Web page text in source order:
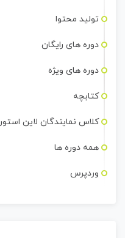
تولید محتوا
دوره های رایگان
دوره های ویژه
کتابچه
کلاس نمایندگان لاین استور
همه دوره ها
وردپرس